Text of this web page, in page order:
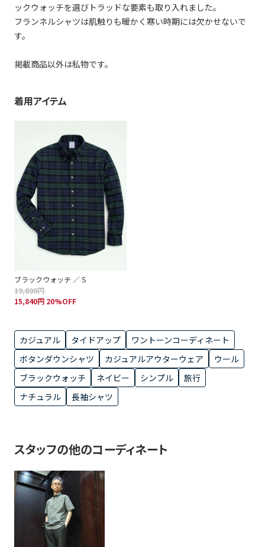
ックウォッチを選びトラッドな要素も取り入れました。
フランネルシャツは肌触りも暖かく寒い時期には欠かせないで
す。
掲載商品以外は私物です。
着用アイテム
ブラックウォッチ ／ S
19,800円
15,840円 20%OFF
カジュアル タイドアップ
ワントーンコーディネート
ボタンダウンシャツ
カジュアルアウターウェア
ウール
ブラックウォッチ
ネイビー シンプル
旅行
ナチュラル
長袖シャツ
スタッフの他のコーディネート